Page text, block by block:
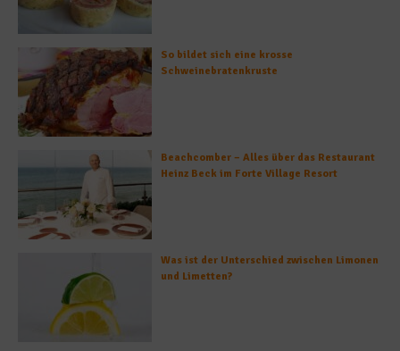
So bildet sich eine krosse
Schweinebratenkruste
Beachcomber – Alles über das Restaurant
Heinz Beck im Forte Village Resort
Was ist der Unterschied zwischen Limonen
und Limetten?